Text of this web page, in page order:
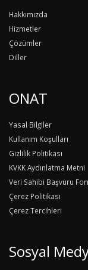
Hakkımızda
Hizmetler
Çözümler
Diller
ONAT
Yasal Bilgiler
Kullanım Koşulları
Gizlilik Politikası
KVKK Aydınlatma Metni
Veri Sahibi Başvuru
Çerez Politikası
Çerez Tercihleri
Sosyal